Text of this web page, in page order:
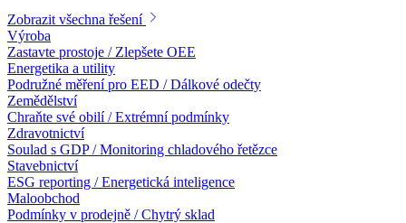
Zobrazit všechna řešení
Výroba
Zastavte prostoje / Zlepšete OEE
Energetika a utility
Podružné měření pro EED / Dálkové odečty
Zemědělství
Chraňte své obilí / Extrémní podmínky
Zdravotnictví
Soulad s GDP / Monitoring chladového řetězce
Stavebnictví
ESG reporting / Energetická inteligence
Maloobchod
Podmínky v prodejně / Chytrý sklad